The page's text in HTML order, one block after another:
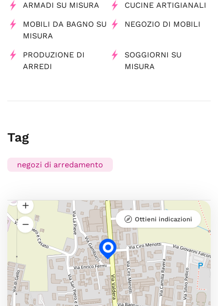
ARMADI SU MISURA CUCINE ARTIGIANALI
MOBILI DA BAGNO SU
MISURA
NEGOZIO DI MOBILI
PRODUZIONE DI
ARREDI
SOGGIORNI SU
MISURA
Tag
negozi di arredamento
Ottieni indicazioni